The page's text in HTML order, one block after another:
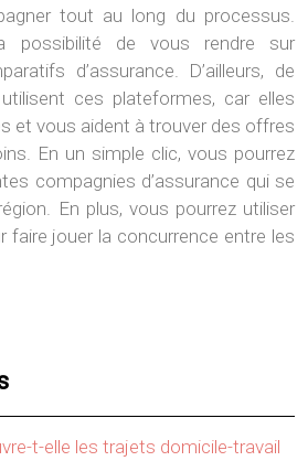
tout au long du processus.
possibilité de vous rendre sur
d’assurance. D’ailleurs, de
ces plateformes, car elles
et vous aident à trouver des offres
En un simple clic, vous pourrez
compagnies d’assurance qui se
En plus, vous pourrez utiliser
faire jouer la concurrence entre les
t-elle les trajets domicile-travail